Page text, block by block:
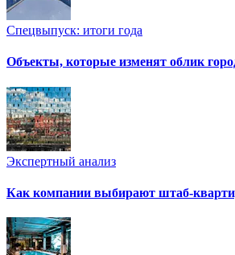
Спецвыпуск: итоги года
Объекты, которые изменят облик
Экспертный анализ
Как компании выбирают штаб-